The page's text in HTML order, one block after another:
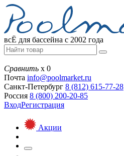
всЁ для бассейна с 2002 года
Сравнить х 0
Почта info@poolmarket.ru
Санкт-Петербург 8 (812) 615-77-28
Россия 8 (800) 200-20-85
ВходРегистрация
Акции